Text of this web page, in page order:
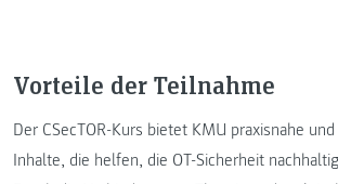
Vorteile der Teilnahme
Der CSecTOR-Kurs bietet KMU praxisnahe
Inhalte, die helfen, die OT-Sicherheit